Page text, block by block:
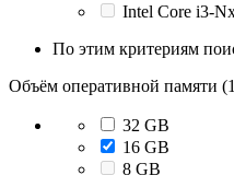
Intel Core i3-
По этим критериям
Объём оперативной памяти
32 GB
16 GB
8 GB